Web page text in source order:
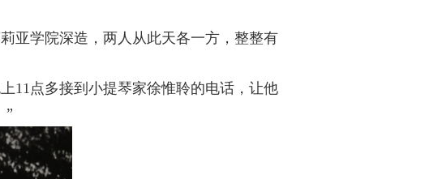
亚学院深造，两人从此天各一方，整整有
11 点多接到小提琴家徐惟聆的电话，让他
”